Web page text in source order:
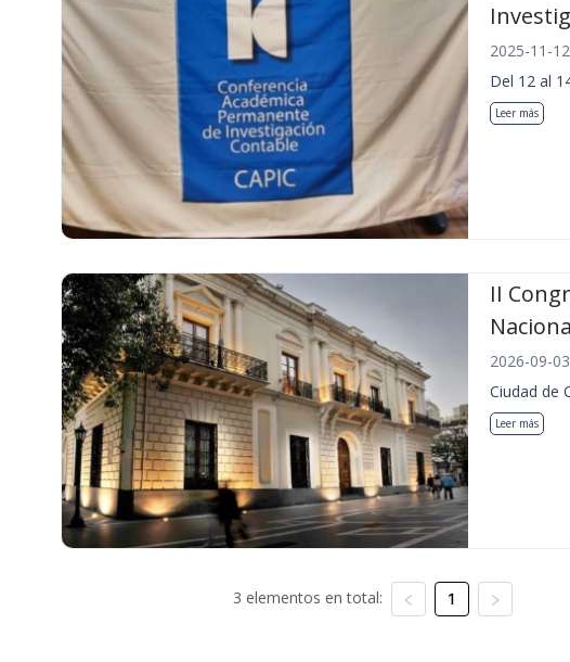
2025-11-
Del 12 al
Leer más
II
2026-09-
Ciudad de
Leer más
3 elementos en total: 1